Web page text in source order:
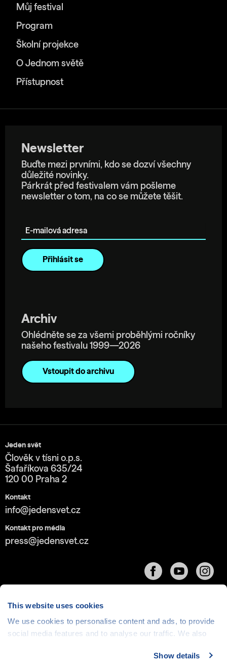
This website uses cookies
We use cookies to personalise content and ads, to provide
social media features and to analyse our traffic. We also
media, advertising and analytics partners who may
Show details
Můj festival
Program
Školní projekce
O Jednom světě
Přístupnost
Newsletter
Buďte mezi prvními, kdo se dozví všechny
důležité novinky.
Párkrát před festivalem vám pošleme
newsletter o tom, na co se můžete těšit.
Archiv
Ohlédněte se za všemi proběhlými ročníky
našeho festivalu 1999—2026
Vstoupit do archivu
Jeden svět
Člověk v tísni o.p.s.
Šafaříkova 635/24
120 00 Praha 2
Kontakt
info@jedensvet.cz
Kontakt pro média
press@jedensvet.cz
Cookies| © 1999-2026 Člověk v tísni o.p.s., web běží